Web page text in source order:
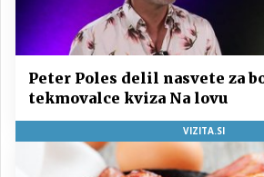
Peter Poles delil nasvete za
tekmovalce kviza Na lovu
VIZITA.SI